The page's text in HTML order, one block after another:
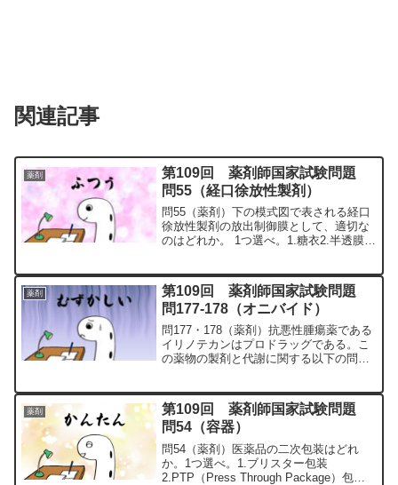
関連記事
薬剤
第109回 薬剤師国家試験問題
問55（経口徐放性製剤）
問55（薬剤）下の模式図で表される経口
徐放性製剤の放出制御膜として、適切な
のはどれか。 1つ選べ。1.糖衣2.半透膜3.
ポンプシステム（OROS：Osmot...
薬剤
第109回 薬剤師国家試験問題
問177-178（オニバイド）
問177・178（薬剤）抗悪性腫瘍薬である
イリノテカンはプロドラッグである。こ
の薬物の製剤と代謝に関する以下の問に
点滴静注に関する記述のうち、正しいの
はどれか。2つ選...
薬剤
第109回 薬剤師国家試験問題
問54（容器）
問54（薬剤）医薬品の二次包装はどれ
か。1つ選べ。1.ブリスター包装
2.PTP（Press Through Package）包装3.